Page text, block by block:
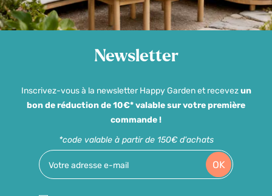
Newsletter
Inscrivez-vous à la newsletter Happy Garden et recevezun
bon de réduction de 10€* valable sur votre première
commande !
*code valable à partir de 150€ d'achats
OK